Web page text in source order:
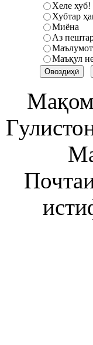
Хеле хуб!
Хубтар
Миёна
Аз
Маъқул